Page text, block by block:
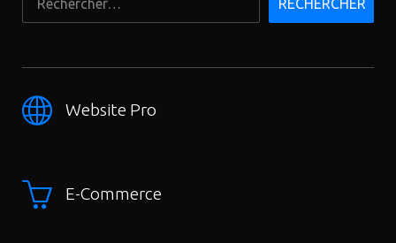
Website Pro
E-Commerce